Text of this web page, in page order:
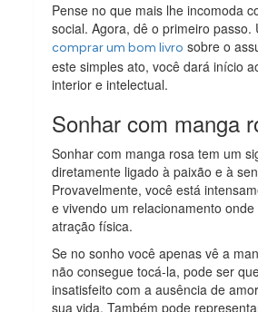
Pense no que mais lhe incomoda
social. Agora, dê o primeiro passo.
comprar um bom livro sobre o
este simples ato, você dará início
interior e intelectual.
Sonhar com manga
Sonhar com manga rosa tem um
diretamente ligado à paixão e à
Provavelmente, você está
e vivendo um relacionamento
atração física.
Se no sonho você apenas vê a
não consegue tocá-la, pode ser
insatisfeito com a ausência de
sua vida. Também pode